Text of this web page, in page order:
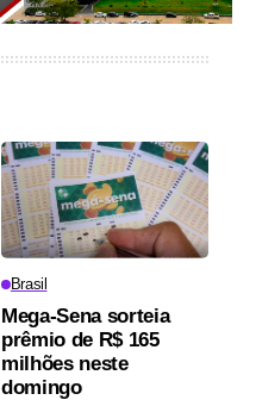
Brasil
Mega-Sena sorteia
prêmio de R$ 165
milhões neste
domingo